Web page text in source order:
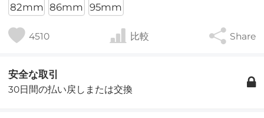
82mm 86mm 95mm
4510 比較 Share
安全な取引
30日間の払い戻しまたは交換